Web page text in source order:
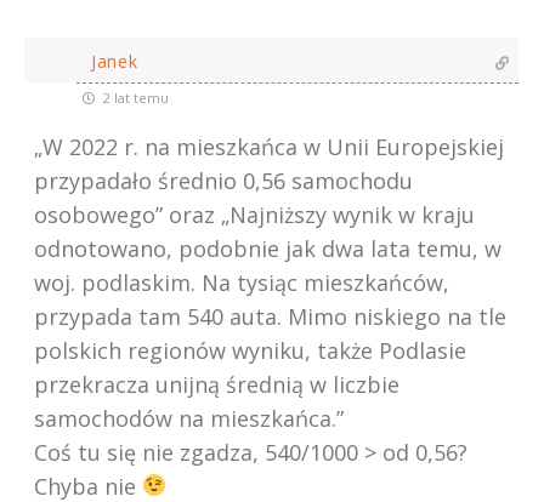
Janek
2 lat temu
„W 2022 r. na mieszkańca w Unii Europejskiej
przypadało średnio 0,56 samochodu
osobowego” oraz „Najniższy wynik w kraju
odnotowano, podobnie jak dwa lata temu, w
woj. podlaskim. Na tysiąc mieszkańców,
przypada tam 540 auta. Mimo niskiego na tle
polskich regionów wyniku, także Podlasie
przekracza unijną średnią w liczbie
samochodów na mieszkańca.”
Coś tu się nie zgadza, 540/1000 > od 0,56?
Chyba nie